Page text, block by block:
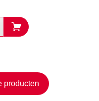
producten